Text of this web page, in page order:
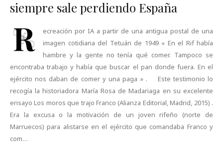
siempre sale perdiendo España
R
ecreación por IA a partir de una antigua postal de una
imagen cotidiana del Tetuán de 1949 « En el Rif había
hambre y la gente no tenía qué comer. Tampoco se
encontraba trabajo y había que buscar el pan donde fuera. En el
ejército nos daban de comer y una paga » . Este testimonio lo
recogía la historiadora María Rosa de Madariaga en su excelente
ensayo Los moros que trajo Franco (Alianza Editorial, Madrid, 2015) .
Era la excusa o la motivación de un joven rifeño (norte de
Marruecos) para alistarse en el ejército que comandaba Franco y
com…